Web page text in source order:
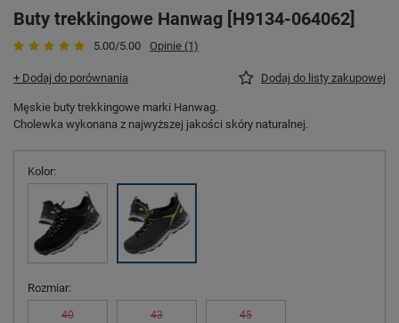
Buty trekkingowe Hanwag [H9134-064062]
5.00/5.00 Opinie (1)
+ Dodaj do porównania Dodaj do listy zakupowej
Męskie buty trekkingowe marki Hanwag.
Cholewka wykonana z najwyższej jakości skóry naturalnej.
Kolor
Rozmiar
40 43 45